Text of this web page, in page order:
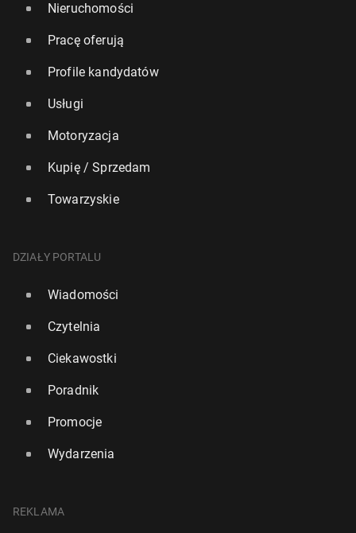
Nieruchomości
Pracę oferują
Profile kandydatów
Usługi
Motoryzacja
Kupię / Sprzedam
Towarzyskie
DZIAŁY PORTALU
Wiadomości
Czytelnia
Ciekawostki
Poradnik
Promocje
Wydarzenia
REKLAMA